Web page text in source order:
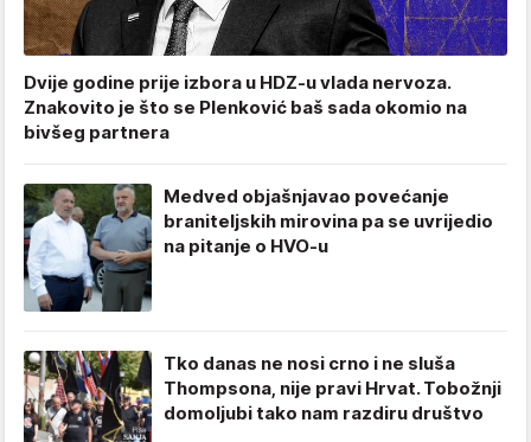
Dvije godine prije izbora u HDZ-u vlada nervoza.
Znakovito je što se Plenković baš sada okomio na
bivšeg partnera
Medved objašnjavao povećanje
braniteljskih mirovina pa se uvrijedio
na pitanje o HVO-u
Tko danas ne nosi crno i ne sluša
Thompsona, nije pravi Hrvat. Tobožnji
domoljubi tako nam razdiru društvo